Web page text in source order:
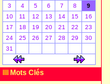
3
4 5 6 7 8 [9
10 11 12 13 14 15
16
17
18 19 20 21 22
23
24
25 26 27 28 29
30
31
Mots Clés